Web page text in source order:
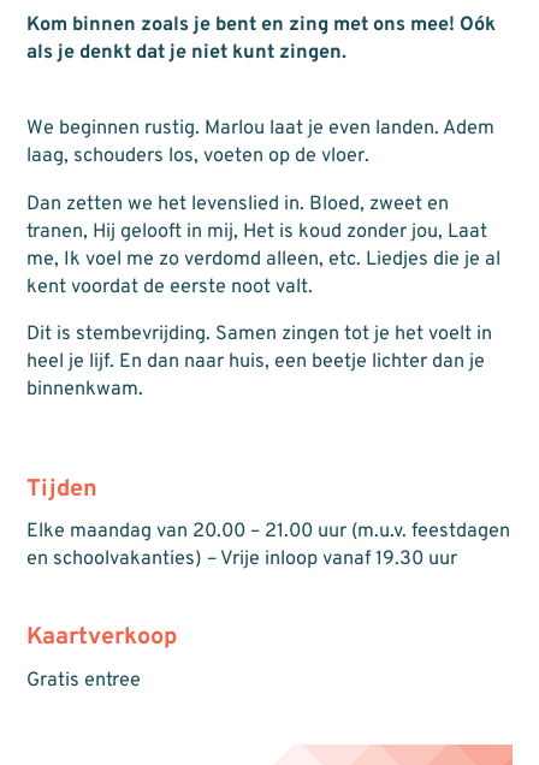
Kom binnen zoals je bent en zing met ons mee! Oók
als je denkt dat je niet kunt zingen.
We beginnen rustig. Marlou laat je even landen. Adem
laag, schouders los, voeten op de vloer.
Dan zetten we het levenslied in. Bloed, zweet en
tranen, Hij gelooft in mij, Het is koud zonder jou, Laat
me, Ik voel me zo verdomd alleen, etc. Liedjes die je al
kent voordat de eerste noot valt.
Dit is stembevrijding. Samen zingen tot je het voelt in
heel je lijf. En dan naar huis, een beetje lichter dan je
binnenkwam.
Tijden
Elke maandag van 20.00 – 21.00 uur (m.u.v. feestdagen
en schoolvakanties) – Vrije inloop vanaf 19.30 uur
Kaartverkoop
Gratis entree